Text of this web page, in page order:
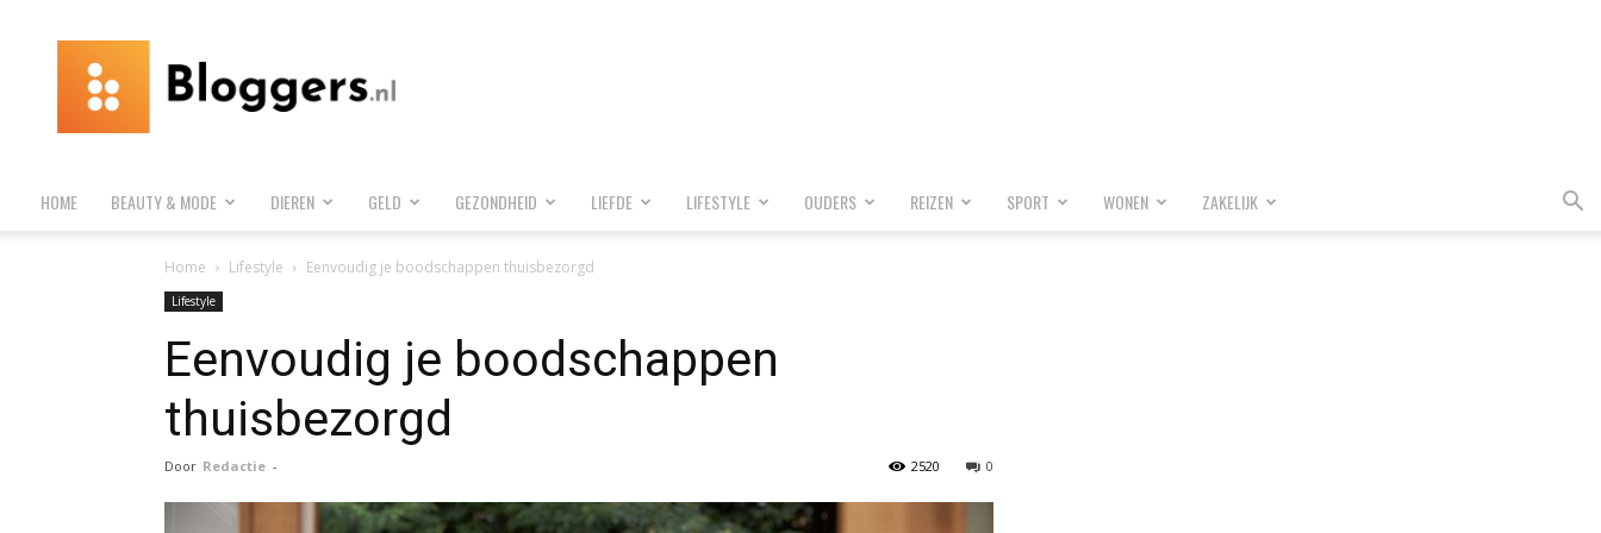
HOME BEAUTY & MODE DIEREN GELD GEZONDHEID LIEFDE LIFESTYLE OUDERS REIZEN SPORT WONEN ZAKELIJK
Home Lifestyle Eenvoudig je boodschappen thuisbezorgd
Lifestyle
Eenvoudig je boodschappen
thuisbezorgd
Door Redactie - 0
2520